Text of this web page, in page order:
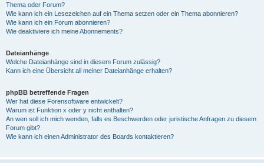
Thema oder Forum?
Wie kann ich ein Lesezeichen auf ein Thema setzen oder ein Thema abonnieren?
Wie kann ich ein Forum abonnieren?
Wie deaktiviere ich meine Abonnements?
Dateianhänge
Welche Dateianhänge sind in diesem Forum zulässig?
Kann ich eine Übersicht all meiner Dateianhänge erhalten?
phpBB betreffende Fragen
Wer hat diese Forensoftware entwickelt?
Warum ist Funktion x oder y nicht enthalten?
An wen soll ich mich wenden, falls es Beschwerden oder juristische Anfragen zu diesem
Forum gibt?
Wie kann ich einen Administrator des Boards kontaktieren?